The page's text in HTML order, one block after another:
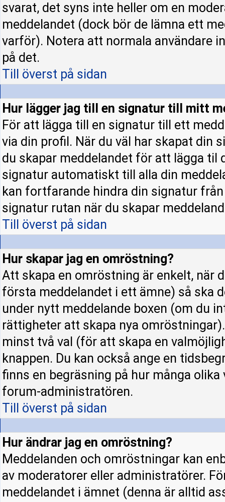
svarat, det syns inte heller om en
meddelandet (dock bör de lämna ett
varför). Notera att normala användare
på det.
Till överst på sidan
Hur lägger jag till en signatur till mitt
För att lägga till en signatur till ett
via din profil. När du väl har skapat din
du skapar meddelandet för att lägga til
signatur automatiskt till alla din
kan fortfarande hindra din signatur
signatur rutan när du skapar
Till överst på sidan
Hur skapar jag en omröstning?
Att skapa en omröstning är enkelt, när
första meddelandet i ett ämne) så ska
under nytt meddelande boxen (om du
rättigheter att skapa nya
minst två val (för att skapa en
knappen. Du kan också ange en
finns en begräsning på hur många
forum-administratören.
Till överst på sidan
Hur ändrar jag en omröstning?
Meddelanden och omröstningar kan
av moderatorer eller administratörer.
meddelandet i ämnet (denna är alltid